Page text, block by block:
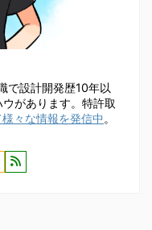
で設計開発歴10年以
があります。特許取
々な情報を発信中 。